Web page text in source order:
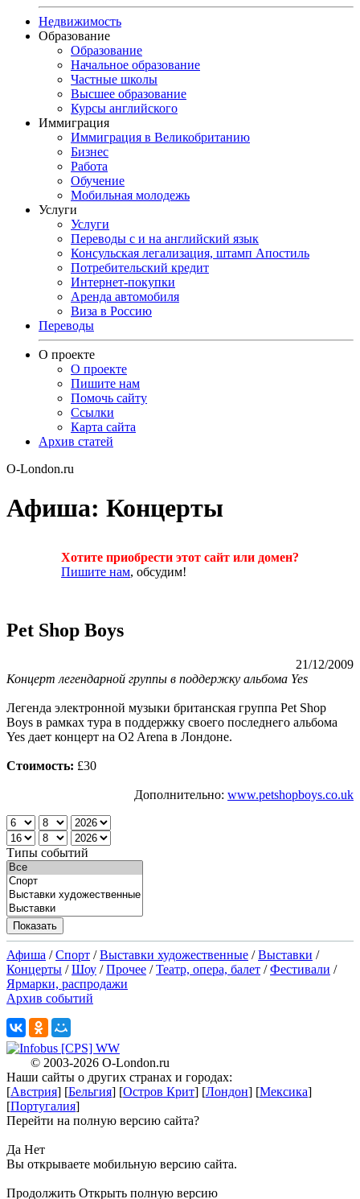
Недвижимость
Образование
Образование
Начальное образование
Частные школы
Высшее образование
Курсы английского
Иммиграция
Иммиграция в Великобританию
Бизнес
Работа
Обучение
Мобильная молодежь
Услуги
Услуги
Переводы с и на английский язык
Консульская легализация, штамп Апостиль
Потребительский кредит
Интернет-покупки
Аренда автомобиля
Виза в Россию
Переводы
О проекте
О проекте
Пишите нам
Помочь сайту
Ссылки
Карта сайта
Архив статей
O-London.ru
Афиша: Концерты
Хотите приобрести этот сайт или домен?
Пишите нам, обсудим!
Pet Shop Boys
21/12/2009
Концерт легендарной группы в поддержку альбома Yes
Легенда электронной музыки британская группа Pet Shop
Boys в рамках тура в поддержку своего последнего альбома
Yes дает концерт на O2 Arena в Лондоне.
Стоимость: £30
Дополнительно: www.petshopboys.co.uk
Типы событий
Афиша /Спорт /Выставки художественные /Выставки /
Концерты /Шоу /Прочее /Театр, опера, балет /Фестивали /
Ярмарки, распродажи
Архив событий
© 2003-2026 O-London.ru
Наши сайты о других странах и городах:
[Австрия] [Бельгия] [Остров Крит] [Лондон] [Мексика]
[Португалия]
Перейти на полную версию сайта?
Да Нет
Вы открываете мобильную версию сайта.
Продолжить Открыть полную версию